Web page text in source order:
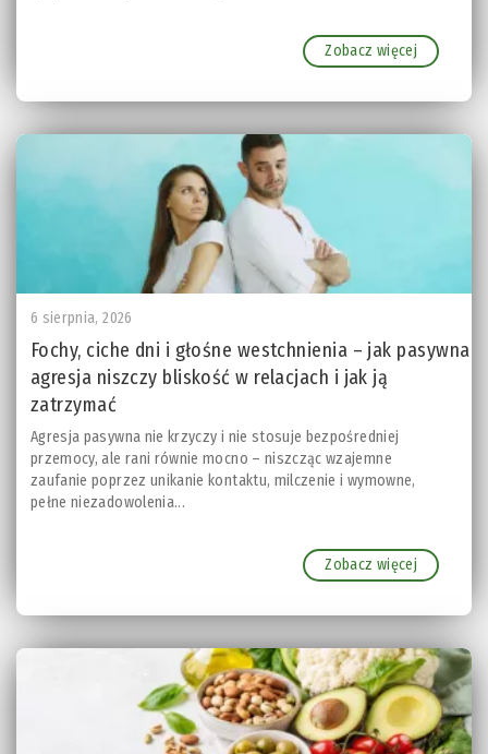
Zobacz więcej
6 sierpnia, 2026
Fochy, ciche dni i głośne westchnienia – jak pasywna
agresja niszczy bliskość w relacjach i jak ją
zatrzymać
Agresja pasywna nie krzyczy i nie stosuje bezpośredniej
przemocy, ale rani równie mocno – niszcząc wzajemne
zaufanie poprzez unikanie kontaktu, milczenie i wymowne,
pełne niezadowolenia...
Zobacz więcej